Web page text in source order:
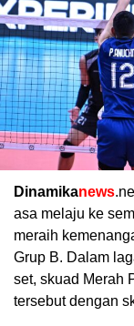
Dinamikanews
asa melaju ke
meraih
Grup B. Dalam
set, skuad Merah
tersebut dengan